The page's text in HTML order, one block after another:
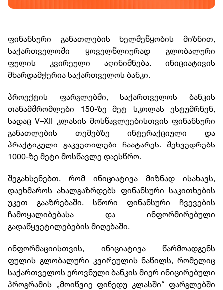
ფინანსური განათლების ხელშეწყობის მიზნით,
საქართველოში ყოველწლიურად გლობალური
ფულის კვირეული აღინიშნება. ინიციატივის
მხარდამჭერია საქართველოს ბანკი.
პროექტის ფარგლებში, საქართველოს ბანკის
თანამშრომლები 150-ზე მეტ სკოლას ესტუმრნენ,
სადაც V–XII კლასის მოსწავლეებისთვის ფინანსური
განათლების თემებზე ინტერაქციული და
პრაქტიკული გაკვეთილები ჩაატარეს. შეხვედრებს
1000-ზე მეტი მოსწავლე დაესწრო.
შეგახსენებთ, რომ ინიციატივა მიზნად ისახავს,
დაეხმაროს ახალგაზრდებს ფინანსური საკითხების
უკეთ გააზრებაში, სწორი ფინანსური ჩვევების
ჩამოყალიბებასა და ინფორმირებული
გადაწყვეტილებების მიღებაში.
ინფორმაციისთვის, ინიციატივა წარმოადგენს
ფულის გლობალური კვირეულის ნაწილს, რომელიც
საქართველოს ეროვნული ბანკის მიერ ინიცირებული
პროგრამის „მოიწვიე ფინედუ კლასში“ ფარგლებში